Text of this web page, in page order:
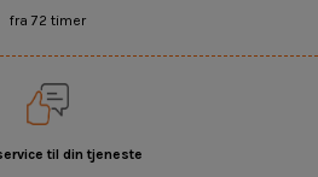
fra 72 timer
til din tjeneste